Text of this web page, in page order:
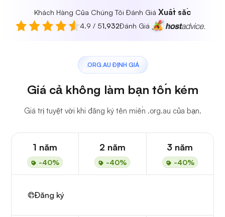
Khách Hàng Của Chúng Tôi Đánh Giá Xuất sắc
4.9 / 51,932Đánh Giá
.ORG.AU ĐỊNH GIÁ
Giá cả không làm bạn tốn kém
Giá trị tuyệt vời khi đăng ký tên miền .org.au của bạn.
1 năm
-40%
2 năm
-40%
3 năm
-40%
Đăng ký